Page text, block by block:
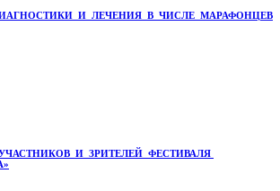
И ЛЕЧЕНИЯ В ЧИСЛЕ МАРАФОНЦЕВ
И ЗРИТЕЛЕЙ ФЕСТИВАЛЯ